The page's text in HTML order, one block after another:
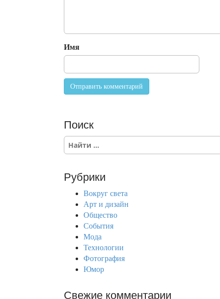
Имя
Поиск
S
c
Рубрики
Вокруг света
Арт и дизайн
Общество
События
Мода
Технологии
Фотография
Юмор
Свежие комментарии